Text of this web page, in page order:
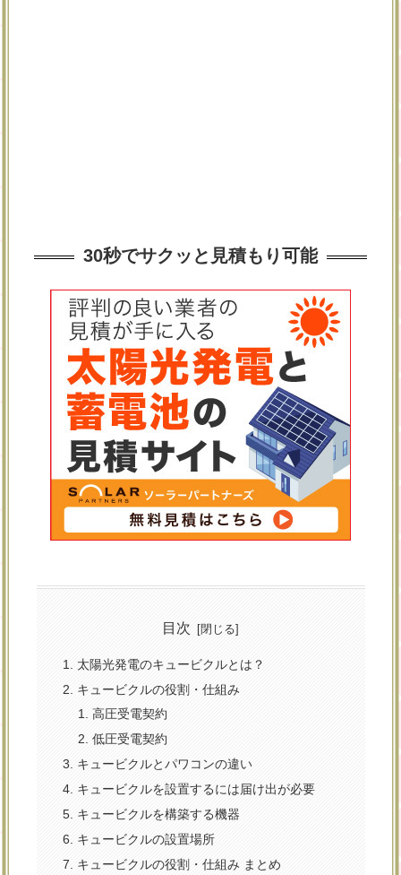
30秒でサクッと見積もり可能
目次
太陽光発電のキュービクルとは？
キュービクルの役割・仕組み
高圧受電契約
低圧受電契約
キュービクルとパワコンの違い
キュービクルを設置するには届け出が必要
キュービクルを構築する機器
キュービクルの設置場所
キュービクルの役割・仕組み まとめ